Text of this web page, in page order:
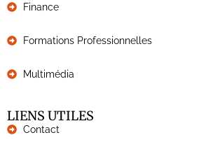
Finance
Formations Professionnelles
Multimédia
LIENS UTILES
Contact